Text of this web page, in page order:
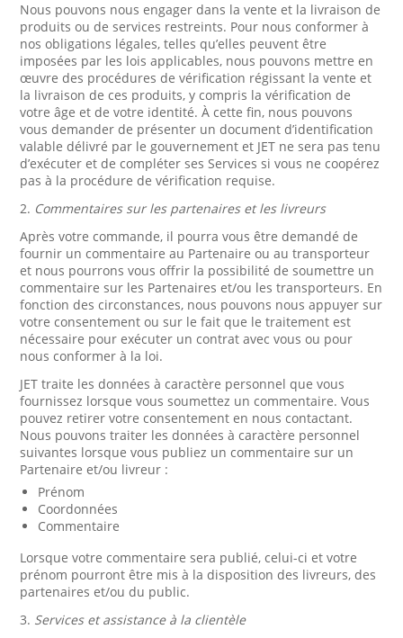
Nous pouvons nous engager dans la vente et la livraison de
produits ou de services restreints. Pour nous conformer à
nos obligations légales, telles qu’elles peuvent être
imposées par les lois applicables, nous pouvons mettre en
œuvre des procédures de vérification régissant la vente et
la livraison de ces produits, y compris la vérification de
votre âge et de votre identité. À cette fin, nous pouvons
vous demander de présenter un document d’identification
valable délivré par le gouvernement et JET ne sera pas tenu
d’exécuter et de compléter ses Services si vous ne coopérez
pas à la procédure de vérification requise.
2. Commentaires sur les partenaires et les livreurs
Après votre commande, il pourra vous être demandé de
fournir un commentaire au Partenaire ou au transporteur
et nous pourrons vous offrir la possibilité de soumettre un
commentaire sur les Partenaires et/ou les transporteurs. En
fonction des circonstances, nous pouvons nous appuyer sur
votre consentement ou sur le fait que le traitement est
nécessaire pour exécuter un contrat avec vous ou pour
nous conformer à la loi.
JET traite les données à caractère personnel que vous
fournissez lorsque vous soumettez un commentaire. Vous
pouvez retirer votre consentement en nous contactant.
Nous pouvons traiter les données à caractère personnel
suivantes lorsque vous publiez un commentaire sur un
Partenaire et/ou livreur :
Prénom
Coordonnées
Commentaire
Lorsque votre commentaire sera publié, celui-ci et votre
prénom pourront être mis à la disposition des livreurs, des
partenaires et/ou du public.
3. Services et assistance à la clientèle